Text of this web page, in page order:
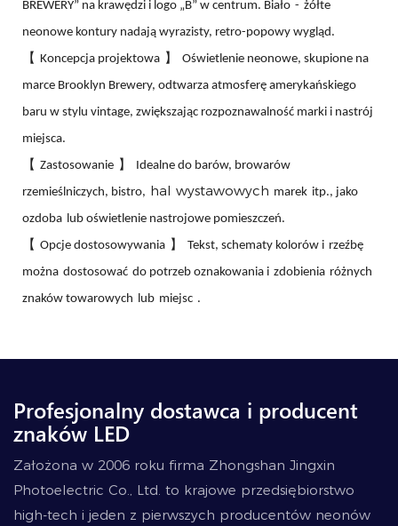
BREWERY” na krawędzi i logo „B” w centrum. Biało - żółte
neonowe kontury nadają wyrazisty, retro-popowy wygląd.
【 Koncepcja projektowa 】
Oświetlenie neonowe, skupione na
marce Brooklyn Brewery, odtwarza atmosferę amerykańskiego
baru w stylu vintage, zwiększając rozpoznawalność marki i nastrój
miejsca.
【 Zastosowanie 】
Idealne do barów, browarów
rzemieślniczych, bistro, hal wystawowych marek itp., jako
ozdoba lub oświetlenie nastrojowe pomieszczeń.
【 Opcje dostosowywania 】 Tekst, schematy kolorów i rzeźbę
można dostosować do potrzeb oznakowania i zdobienia różnych
znaków towarowych
lub miejsc .
Profesjonalny dostawca i producent
znaków LED
Założona w 2006 roku firma Zhongshan Jingxin
Photoelectric Co., Ltd. to krajowe przedsiębiorstwo
high-tech i jeden z pierwszych producentów neonów